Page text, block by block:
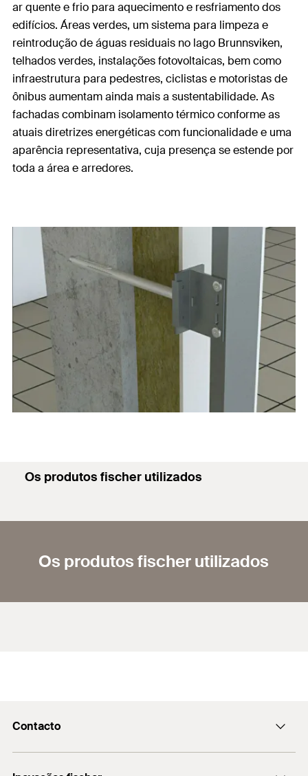
ar quente e frio para aquecimento e resfriamento dos
edifícios. Áreas verdes, um sistema para limpeza e
reintrodução de águas residuais no lago Brunnsviken,
telhados verdes, instalações fotovoltaicas, bem como
infraestrutura para pedestres, ciclistas e motoristas de
ônibus aumentam ainda mais a sustentabilidade. As
fachadas combinam isolamento térmico conforme as
atuais diretrizes energéticas com funcionalidade e uma
aparência representativa, cuja presença se estende por
toda a área e arredores.
Os produtos fischer utilizados
Os produtos fischer utilizados
Contacto